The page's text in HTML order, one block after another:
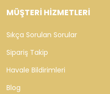
MÜŞTERİ HİZMETLERİ
Sıkça Sorulan Sorular
Sipariş Takip
Havale Bildirimleri
Blog